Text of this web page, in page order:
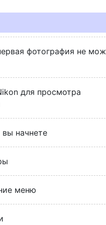
фотография не
для просмотра
начнете
меню